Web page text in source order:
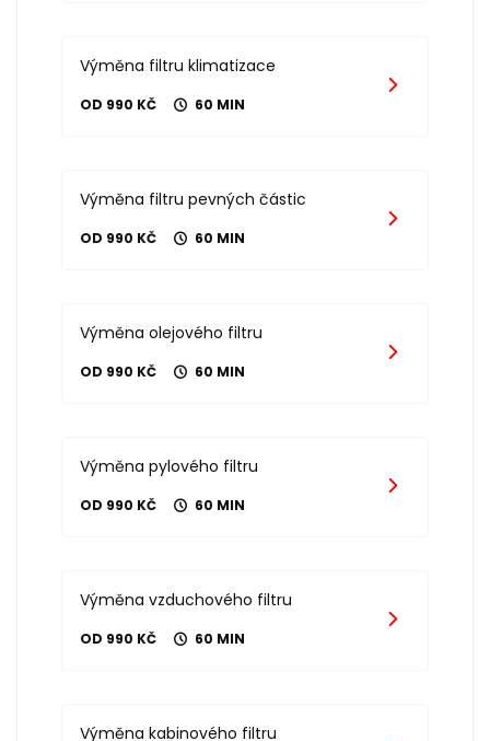
Výměna filtru klimatizace
OD 990 KČ 60 MIN
Výměna filtru pevných částic
OD 990 KČ 60 MIN
Výměna olejového filtru
OD 990 KČ 60 MIN
Výměna pylového filtru
OD 990 KČ 60 MIN
Výměna vzduchového filtru
OD 990 KČ 60 MIN
Výměna kabinového filtru